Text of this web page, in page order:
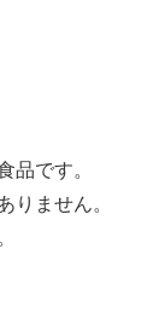
です。
ません。